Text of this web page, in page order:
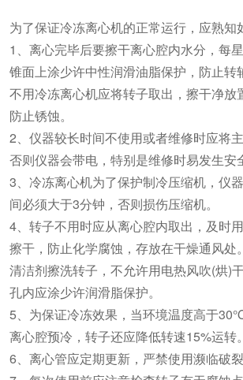
为了保证冷冻离心机的正常运行，应熟知
1、离心完毕后要擦干离心腔内水分，每
锥面上涂少许中性润滑油脂保护，防止转
不用冷冻离心机应将转子取出，擦干净放
防止锈蚀。
2、仪器较长时间不使用或者维修时应将主
否则仪器会带电，特别是维修时易发生安
3、冷冻离心机为了保护制冷压缩机，仪
间必须大于3分钟，否则损伤压缩机。
4、转子不用时应从离心腔内取出，及时
擦干，防止化学腐蚀，存放在干燥通风处
清洁剂擦洗转子，不允许用电热风吹(烘)
孔内应涂少许润滑脂保护。
5、为保证冷冻效果，当环境温度高于
离心腔预冷，转子还应降低转速15%运转。
6、离心管应定期更新，严禁使用濒临破裂